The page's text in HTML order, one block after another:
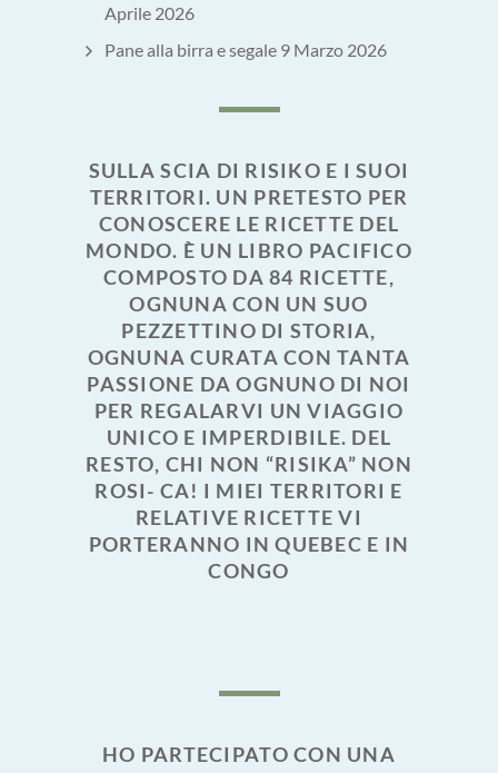
Aprile 2026
Pane alla birra e segale 9 Marzo 2026
SULLA SCIA DI RISIKO E I SUOI
TERRITORI. UN PRETESTO PER
CONOSCERE LE RICETTE DEL
MONDO. È UN LIBRO PACIFICO
COMPOSTO DA 84 RICETTE,
OGNUNA CON UN SUO
PEZZETTINO DI STORIA,
OGNUNA CURATA CON TANTA
PASSIONE DA OGNUNO DI NOI
PER REGALARVI UN VIAGGIO
UNICO E IMPERDIBILE. DEL
RESTO, CHI NON “RISIKA” NON
ROSI- CA! I MIEI TERRITORI E
RELATIVE RICETTE VI
PORTERANNO IN QUEBEC E IN
CONGO
HO PARTECIPATO CON UNA